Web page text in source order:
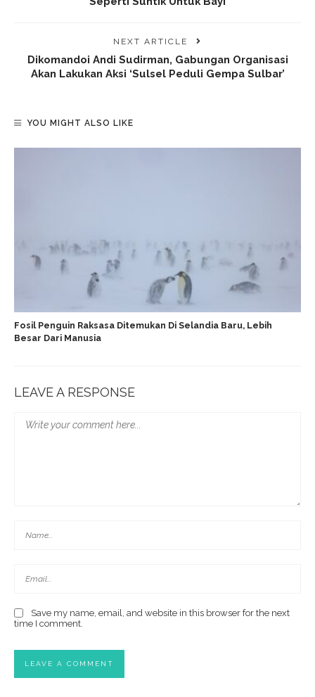
NEXT ARTICLE
Dikomandoi Andi Sudirman, Gabungan Organisasi
Akan Lakukan Aksi ‘Sulsel Peduli Gempa Sulbar’
YOU MIGHT ALSO LIKE
Fosil Penguin Raksasa Ditemukan Di Selandia Baru, Lebih
Besar Dari Manusia
LEAVE A RESPONSE
Save my name, email, and website in this browser for the next
time I comment.